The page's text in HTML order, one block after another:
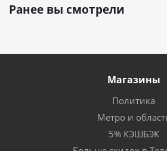
Ранее вы смотрели
Магазины
Политика
Метро и
5% КЭШБЭК